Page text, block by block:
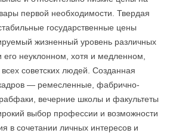
первой необходимости. Твердая
государственные цены
жизненный уровень различных
его неуклонном, хотя и медленном,
советских людей. Созданная
— ремесленные, фабрично-
вечерние школы и факультеты
выбор профессии и возможности
в сочетании личных интересов и